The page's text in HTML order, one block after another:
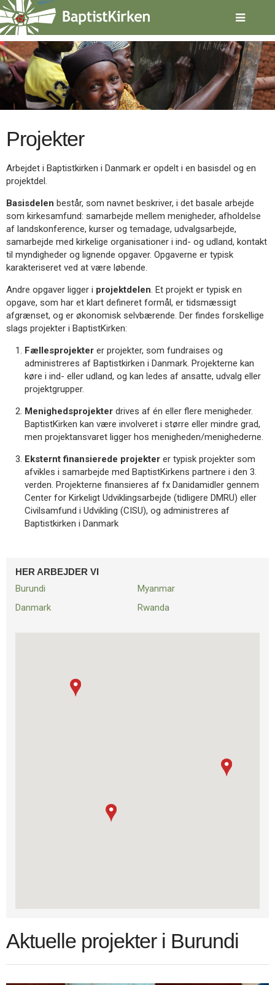
Spring
menu
over
og
gå
til
indholdVend
tilbage
til
1.0:
Forside
2.0:
Nyheder
4.0:
Inspiration
5.0:
Værktøjskassen
6.0:
Mission
7.0:
Om
BaptistKirken
8.0:
Kontakt
9.0:
Forside
10.0:
Nyheder
12.0:
Inspiration
13.0:
Værktøjskassen
14.0:
Mission
15.0:
Om
BaptistKirken
16.0:
Kontakt
Projekter
Arbejdet i Baptistkirken i Danmark er opdelt i en basisdel og en
projektdel.
Basisdelen består, som navnet beskriver, i det basale arbejde
som kirkesamfund: samarbejde mellem menigheder, afholdelse
af landskonference, kurser og temadage, udvalgsarbejde,
samarbejde med kirkelige organisationer i ind- og udland, kontakt
til myndigheder og lignende opgaver. Opgaverne er typisk
karakteriseret ved at være løbende.
Andre opgaver ligger i projektdelen. Et projekt er typisk en
opgave, som har et klart defineret formål, er tidsmæssigt
afgrænset, og er økonomisk selvbærende. Der findes forskellige
slags projekter i BaptistKirken:
Fællesprojekter er projekter, som fundraises og
administreres af Baptistkirken i Danmark. Projekterne kan
køre i ind- eller udland, og kan ledes af ansatte, udvalg eller
projektgrupper.
Menighedsprojekter drives af én eller flere menigheder.
BaptistKirken kan være involveret i større eller mindre grad,
men projektansvaret ligger hos menigheden/menighederne.
Eksternt finansierede projekter er typisk projekter som
afvikles i samarbejde med BaptistKirkens partnere i den 3.
verden. Projekterne finansieres af fx Danidamidler gennem
Center for Kirkeligt Udviklingsarbejde (tidligere DMRU) eller
Civilsamfund i Udvikling (CISU), og administreres af
Baptistkirken i Danmark
HER ARBEJDER VI
Burundi
Danmark
Myanmar
Rwanda
Aktuelle projekter i Burundi